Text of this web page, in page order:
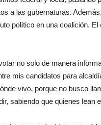
a las gubernaturas.
político en una coalición.
no solo de manera
mis candidatos para
vivo, porque no busco
sabiendo que quienes